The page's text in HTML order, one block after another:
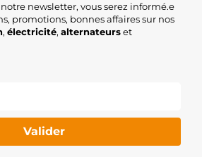
newsletter, vous serez informé.e
promotions, bonnes affaires sur nos
, électricité, alternateurset
Valider